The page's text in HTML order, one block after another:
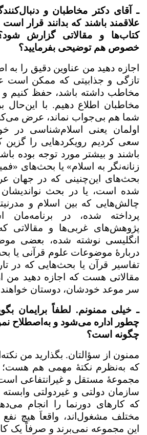
ـ آقای دکتر مخاطبان و
علاقمند باشند که بدانند قرار
کتاب‌ها و مقالاتی گزارش
خصوص هم توضیحی بفرمایید؟
اجازه دهید من عناوین دقیق را به
تازگی و جذابیتی که ممکن است
مخاطب داشته باشد، حفظ کنیم
مخاطبان اطلاع دهیم. با این‌حال
شما هم بی‌جواب نماند، عرض
اولمان یعنی اسلام‌شناسی در
سعی کردیم رویکردهایی را گزین
باشند و بیشتر مورد توجه بوده
زنانه‌نگر به اسلام» یا بحث‌های
بحث‌های این‌چنینی که در جهان
شده است، یا در بحث
چالش‌هایی که بین اسلام و
پرداخته شده، در
پژوهش‌های غربی‌ها و مقالاتی که
انگلیسی نوشته شده، بعضی
دربارۀ موضوعات علوم قرآنی یا
تفاسیر قرآن یا بحث‌هایی که در
مقالاتی هست که اجازه دهید من از
سر موعد خودشان، دوستان خواهند
ـ خیلی ممنونم. لطفاً برایمان
چطور اداره می‌شود و به‌اصطلاح
چگونه است؟
ممنون از سؤالتان. بگذارید من
که به‌نظرم نکتۀ مهمی هم هست؛
مجموعۀ مستقل و غیرانتفاعی است
سازمان دولتی و غیردولتی
که کارهای دورنما را انجام
مختلف مشغول‌اند، واقعاَ هیچ نفع
این مجموعه نمی‌برند و صرفاً یک